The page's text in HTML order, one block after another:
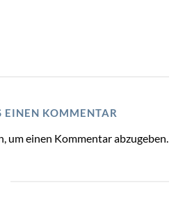
EINEN KOMMENTAR
um einen Kommentar abzugeben.